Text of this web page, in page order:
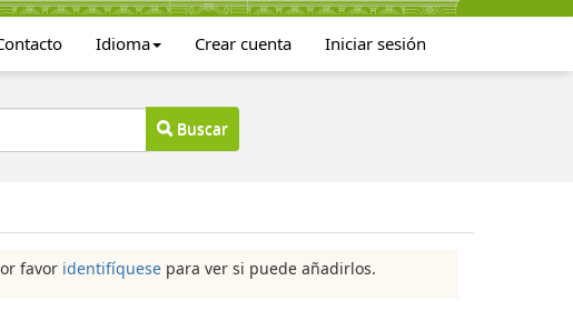
Idioma Crear cuenta Iniciar sesión
Buscar
favor identifíquese para ver si puede añadirlos.